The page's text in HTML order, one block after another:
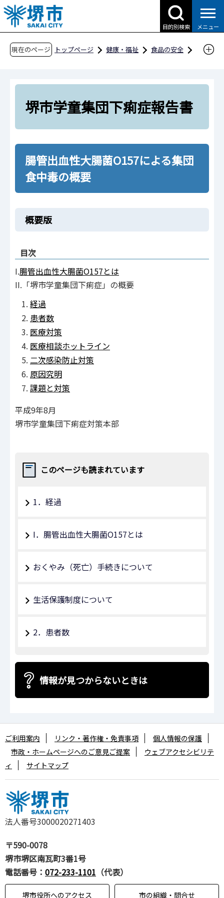
こ
の
ペ
目的別検索 メニュー
現在のページ トップページ 健康・福祉
食品の安全
堺市学童集団下痢症報告書
腸管出血性大腸菌O157による集団
食中毒の概要
概要版
目次
I.腸管出血性大腸菌O157とは
II.「堺市学童集団下痢症」の概要
経過
患者数
医療対策
医療相談ホットライン
二次感染防止対策
原因究明
課題と対策
平成9年8月
堺市学童集団下痢症対策本部
このページも読まれています
1．経過
I．腸管出血性大腸菌O157とは
おくやみ（死亡）手続きについて
生活保護制度について
2．患者数
情報が見つからないときは
法人番号3000020271403
〒590-0078
堺市堺区南瓦町3番1号
電話番号： 072-233-1101 （代表）
堺市役所へのアクセス 市の組織・問合せ
ご利用案内 リンク・著作権・免責事項
個人情報の保護
市政・ホームページへのご意見ご提案
ウェブアクセシビリテ
ィ
サイトマップ